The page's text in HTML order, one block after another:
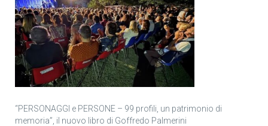
“PERSONAGGI e PERSONE – 99 profili, un patrimonio di
memoria”, il nuovo libro di Goffredo Palmerini